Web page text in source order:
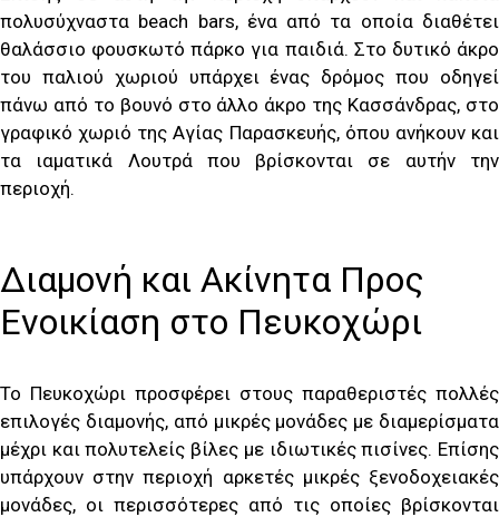
πολυσύχναστα beach bars, ένα από τα οποία διαθέτει
θαλάσσιο φουσκωτό πάρκο για παιδιά. Στο δυτικό άκρο
του παλιού χωριού υπάρχει ένας δρόμος που οδηγεί
πάνω από το βουνό στο άλλο άκρο της Κασσάνδρας, στο
γραφικό χωριό της Αγίας Παρασκευής, όπου ανήκουν και
τα ιαματικά Λουτρά που βρίσκονται σε αυτήν την
περιοχή.
Διαμονή και Ακίνητα Προς
Ενοικίαση στο Πευκοχώρι
Το Πευκοχώρι προσφέρει στους παραθεριστές πολλές
επιλογές διαμονής, από μικρές μονάδες με διαμερίσματα
μέχρι και πολυτελείς βίλες με ιδιωτικές πισίνες. Επίσης
υπάρχουν στην περιοχή αρκετές μικρές ξενοδοχειακές
μονάδες, οι περισσότερες από τις οποίες βρίσκονται